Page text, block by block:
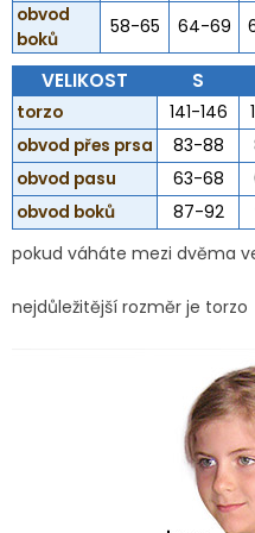
obvod
boků
58-65 64-69
VELIKOST S
torzo 141-146
obvod přes prsa
83-88
obvod pasu
63-68
obvod boků
87-92
pokud váháte mezi dvěma
nejdůležitější rozměr je torzo